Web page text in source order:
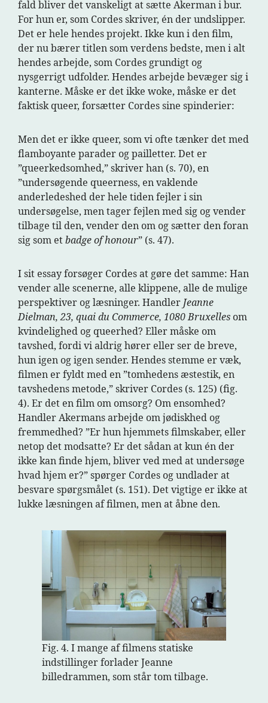
fald bliver det vanskeligt at sætte Akerman i bur.
For hun er, som Cordes skriver, én der undslipper.
Det er hele hendes projekt. Ikke kun i den film,
der nu bærer titlen som verdens bedste, men i alt
hendes arbejde, som Cordes grundigt og
nysgerrigt udfolder. Hendes arbejde bevæger sig i
kanterne. Måske er det ikke woke, måske er det
faktisk queer, forsætter Cordes sine spinderier:
Men det er ikke queer, som vi ofte tænker det med
flamboyante parader og pailletter. Det er
”queerkedsomhed,” skriver han (s. 70), en
”undersøgende queerness, en vaklende
anderledeshed der hele tiden fejler i sin
undersøgelse, men tager fejlen med sig og vender
tilbage til den, vender den om og sætter den foran
sig som etbadge of honour” (s. 47).
I sit essay forsøger Cordes at gøre det samme: Han
vender alle scenerne, alle klippene, alle de mulige
perspektiver og læsninger. Handler Jeanne
Dielman, 23, quai du Commerce, 1080 Bruxelles om
kvindelighed og queerhed? Eller måske om
tavshed, fordi vi aldrig hører eller ser de breve,
hun igen og igen sender. Hendes stemme er væk,
filmen er fyldt med en ”tomhedens æstestik, en
tavshedens metode,” skriver Cordes (s. 125) (fig.
4). Er det en film om omsorg? Om ensomhed?
Handler Akermans arbejde om jødiskhed og
fremmedhed? ”Er hun hjemmets filmskaber, eller
netop det modsatte? Er det sådan at kun én der
ikke kan finde hjem, bliver ved med at undersøge
hvad hjem er?” spørger Cordes og undlader at
besvare spørgsmålet (s. 151). Det vigtige er ikke at
lukke læsningen af filmen, men at åbne den.
Fig. 4. I mange af filmens statiske
indstillinger forlader Jeanne
billedrammen, som står tom tilbage.